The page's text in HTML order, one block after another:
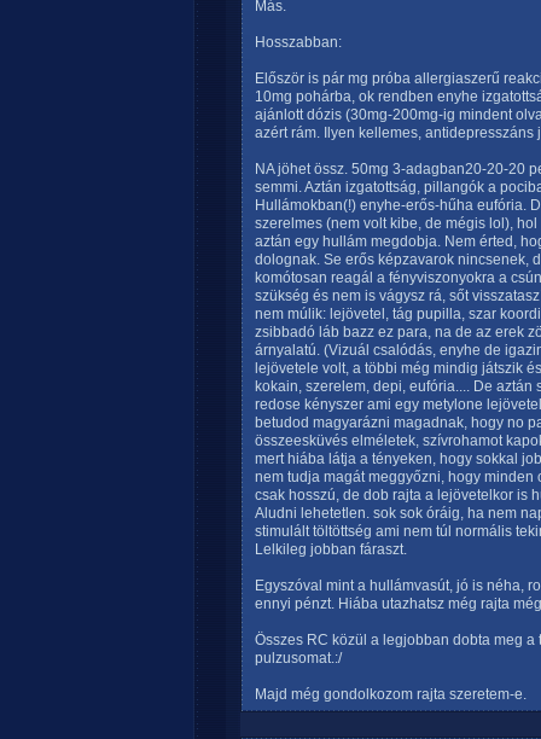
Más.
Hosszabban:
Először is pár mg próba allergiaszerű
10mg pohárba, ok rendben enyhe
ajánlott dózis (30mg-200mg-ig mindent
azért rám. Ilyen kellemes, antidepresszáns
NA jöhet össz. 50mg 3-adagban20-20-20
semmi. Aztán izgatottság, pillangók a
Hullámokban(!) enyhe-erős-hűha eufória.
szerelmes (nem volt kibe, de mégis lol),
aztán egy hullám megdobja. Nem érted,
dolognak. Se erős képzavarok nincsenek,
komótosan reagál a fényviszonyokra a
szükség és nem is vágysz rá, sőt
nem múlik: lejövetel, tág pupilla, szar
zsibbadó láb bazz ez para, na de az erek
árnyalatú. (Vizuál csalódás, enyhe de
lejövetele volt, a többi még mindig játszik
kokain, szerelem, depi, eufória.... De
redose kényszer ami egy metylone
betudod magyarázni magadnak, hogy no
összeesküvés elméletek, szívrohamot
mert hiába látja a tényeken, hogy sokkal
nem tudja magát meggyőzni, hogy minden
csak hosszú, de dob rajta a lejövetelkor is
Aludni lehetetlen. sok sok óráig, ha nem
stimulált töltöttség ami nem túl normális
Lelkileg jobban fáraszt.
Egyszóval mint a hullámvasút, jó is néha,
ennyi pénzt. Hiába utazhatsz még rajta
Összes RC közül a legjobban dobta meg
pulzusomat.:/
Majd még gondolkozom rajta szeretem-e.